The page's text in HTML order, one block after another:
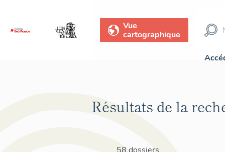
Vue
cartographique
Résultats de la